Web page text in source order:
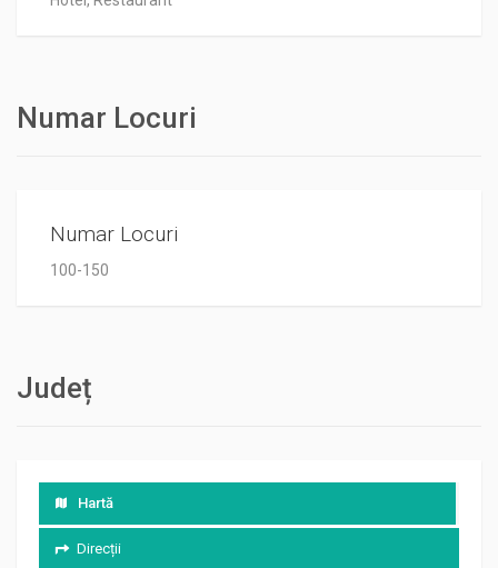
Numar Locuri
Numar Locuri
100-150
Județ
Hartă
Direcții